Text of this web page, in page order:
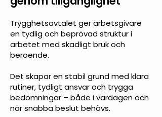
Trygghetsavtalet ger arbetsgivare
en tydlig och beprövad struktur i
arbetet med skadligt bruk och
beroende.
Det skapar en stabil grund med klara
rutiner, tydligt ansvar och trygga
bedömningar – både i vardagen och
när snabba beslut behövs.